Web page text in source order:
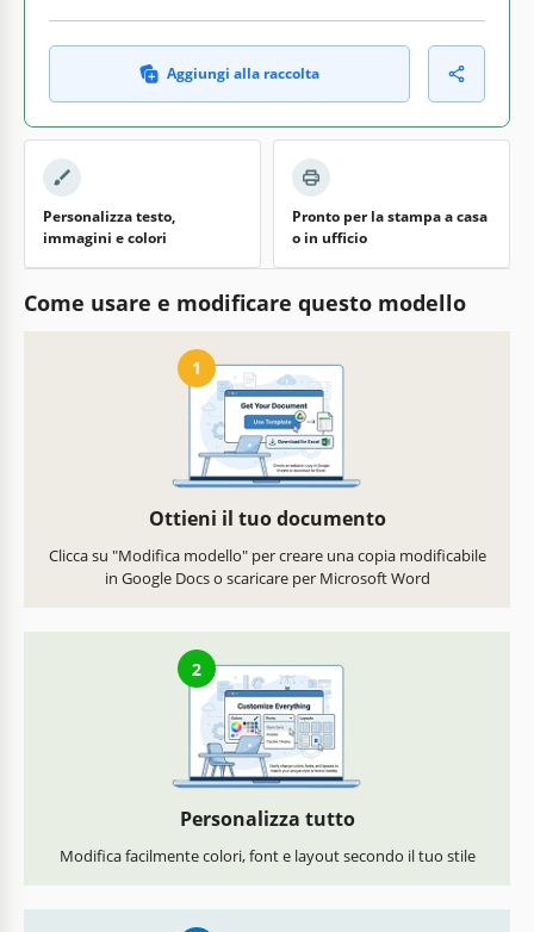
Aggiungi alla raccolta
Personalizza testo,
immagini e colori
Pronto per la stampa a casa
o in ufficio
Come usare e modificare questo modello
1
Ottieni il tuo documento
Clicca su "Modifica modello" per creare una copia modificabile
in Google Docs o scaricare per Microsoft Word
2
Personalizza tutto
Modifica facilmente colori, font e layout secondo il tuo stile